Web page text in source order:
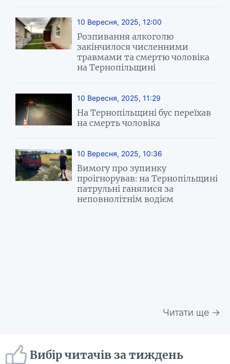
10 Вересня, 2025, 12:00
Розпивання алкоголю
закінчилося численними
травмами та смертю чоловіка
на Тернопільщині
10 Вересня, 2025, 11:29
На Тернопільщині бус переїхав
на смерть чоловіка
10 Вересня, 2025, 10:36
Вимогу про зупинку
проігнорував: на Тернопільщині
патрульні ганялися за
неповнолітнім водієм
Читати ще →
Вибір читачів за тиждень